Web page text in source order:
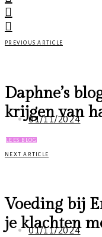
PREVIOUS ARTICLE
Daphne’s
krijgen van
01/11/2024
LEES BLOG
NEXT ARTICLE
Voeding bij
je klachten
01/11/2024